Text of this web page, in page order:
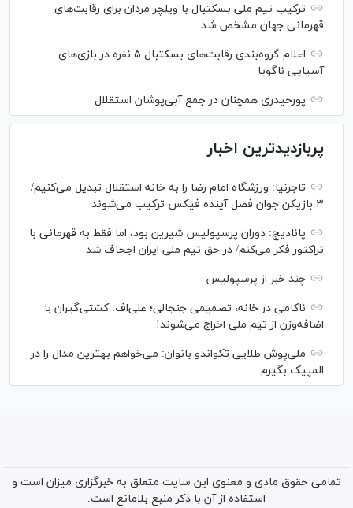
ترکیب تیم ملی بسکتبال با ویلچر مردان برای رقابت‌های
قهرمانی جهان مشخص شد
اعلام گروه‌بندی رقابت‌های بسکتبال ۵ نفره در بازی‌های
آسیایی ناگویا
پورحیدری همچنان در جمع آبی‌پوشان استقلال
پربازدیدترین اخبار
تاجرنیا: ورزشگاه امام رضا را به خانه استقلال تبدیل می‌کنیم/
۳ بازیکن جوان فصل آینده فیکس ترکیب می‌شوند
پانادیچ: دوران پرسپولیس شیرین بود، اما فقط به قهرمانی با
تراکتور فکر می‌کنم/ در حق تیم ملی ایران اجحاف شد
چند خبر از پرسپولیس
ناکامی در خانه، تصمیمی جنجالی؛ علی‌اف: کشتی‌گیران با
اضافه‌وزن از تیم ملی اخراج می‌شوند!
ملی‌پوش‌ طلایی تکواندو بانوان: می‌خواهم بهترین مدال را در
المپیک بگیرم
تمامی حقوق مادی و معنوی این سایت متعلق به خبرگزاری میزان است و
استفاده از آن با ذکر منبع بلامانع است.